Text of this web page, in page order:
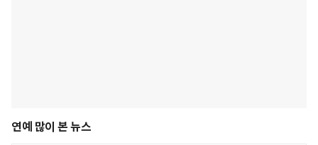
연예 많이 본 뉴스